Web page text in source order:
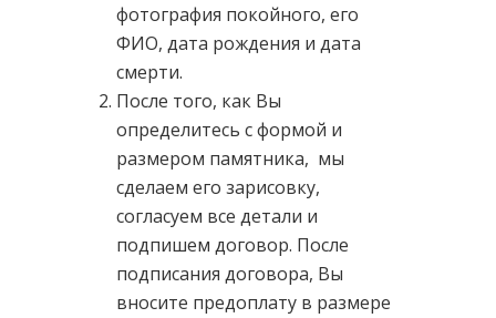
фотография покойного, его
ФИО, дата рождения и дата
смерти.
После того, как Вы
определитесь с формой и
размером памятника, мы
сделаем его зарисовку,
согласуем все детали и
подпишем договор. После
подписания договора, Вы
вносите предоплату в размере